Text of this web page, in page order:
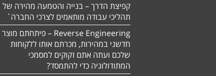
קפיצת הדרך – בנייה והטמעה מהירה של
תהליכי עבודה מותאמים לצרכי החברה`
Reverse Engineering – פיתחתם מוצר
חדשני במהירות, מכרתם אותו ללקוחות
שלכם ועתה אתם זקוקים למסמכי
המתודולוגיה כדי להתמסד?